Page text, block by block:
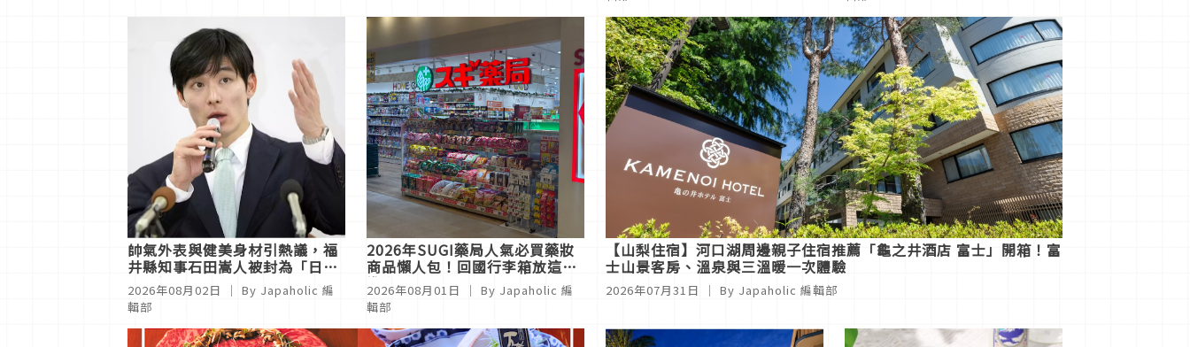
帥氣外表與健美身材引熱議，福
井縣知事石田嵩人被封為「日本
最帥知事」
2026年08月02日
｜ By Japaholic 編
輯部
2026年SUGI藥局人氣必買藥妝
商品懶人包！回國行李箱放這些
準沒錯
2026年08月01日
｜ By Japaholic 編
輯部
【山梨住宿】河口湖周邊親子住宿推薦「龜之井酒店 富士」開箱！富
士山景客房、溫泉與三溫暖一次體驗
2026年07月31日 ｜ By Japaholic 編輯部